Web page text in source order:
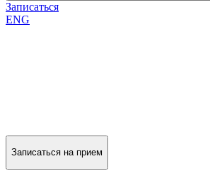
Записаться
ENG
Записаться на прием